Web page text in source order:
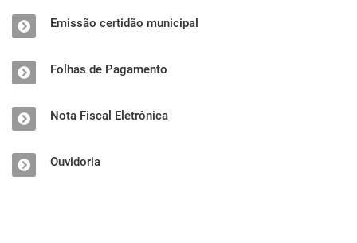
Emissão certidão municipal
Folhas de Pagamento
Nota Fiscal Eletrônica
Ouvidoria